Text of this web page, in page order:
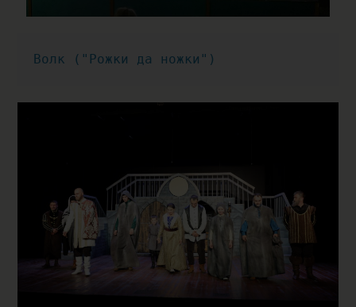
Волк ("Рожки да ножки")